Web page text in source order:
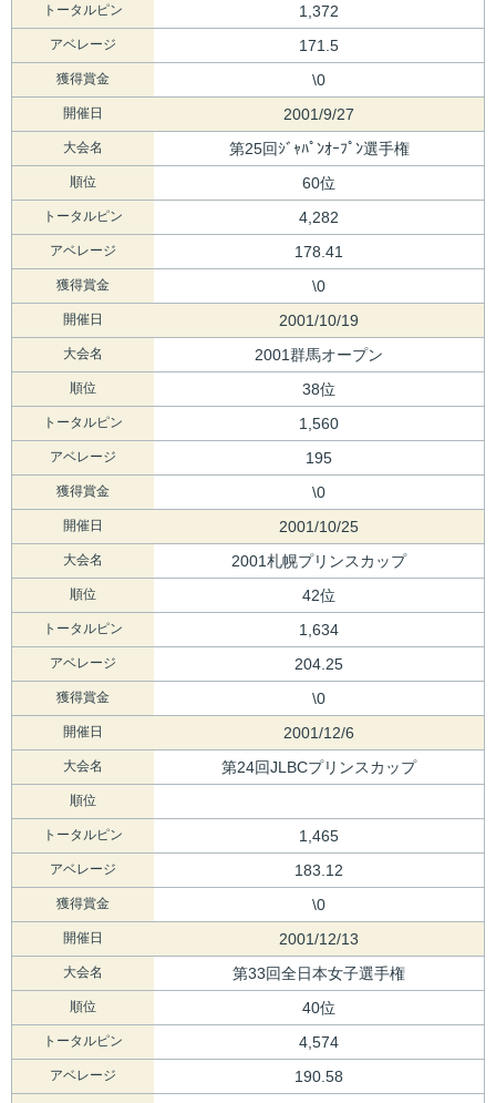
トータルピン 1,372
アベレージ 171.5
獲得賞金 \0
開催日 2001/9/27
大会名 第25回ｼﾞｬﾊﾟﾝｵｰﾌﾟﾝ選手権
順位 60位
トータルピン 4,282
アベレージ 178.41
獲得賞金 \0
開催日 2001/10/19
大会名 2001群馬オープン
順位 38位
トータルピン 1,560
アベレージ 195
獲得賞金 \0
開催日 2001/10/25
大会名 2001札幌プリンスカップ
順位 42位
トータルピン 1,634
アベレージ 204.25
獲得賞金 \0
開催日 2001/12/6
大会名 第24回JLBCプリンスカップ
順位
トータルピン 1,465
アベレージ 183.12
獲得賞金 \0
開催日 2001/12/13
大会名 第33回全日本女子選手権
順位 40位
トータルピン 4,574
アベレージ 190.58